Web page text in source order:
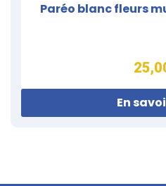
Paréo blanc fleurs
En